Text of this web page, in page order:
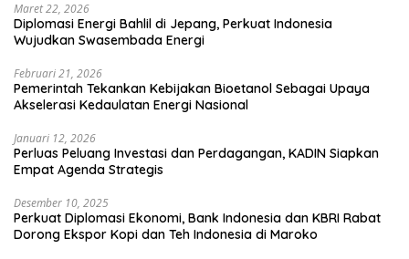
Maret 22, 2026
Diplomasi Energi Bahlil di Jepang, Perkuat Indonesia
Wujudkan Swasembada Energi
Februari 21, 2026
Pemerintah Tekankan Kebijakan Bioetanol Sebagai Upaya
Akselerasi Kedaulatan Energi Nasional
Januari 12, 2026
Perluas Peluang Investasi dan Perdagangan, KADIN Siapkan
Empat Agenda Strategis
Desember 10, 2025
Perkuat Diplomasi Ekonomi, Bank Indonesia dan KBRI Rabat
Dorong Ekspor Kopi dan Teh Indonesia di Maroko